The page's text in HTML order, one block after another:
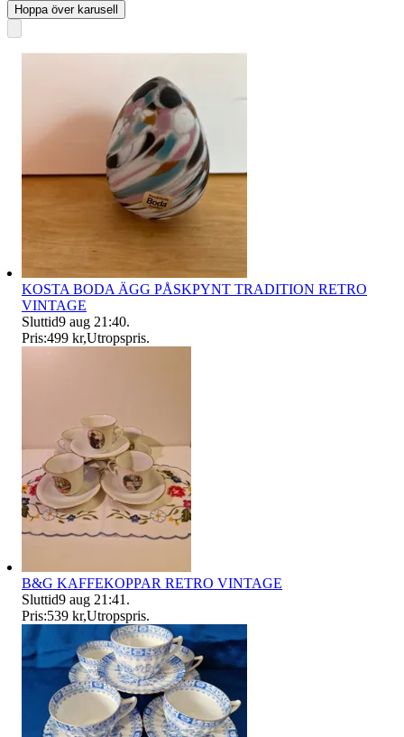
Hoppa över karusell
KOSTA BODA ÄGG PÅSKPYNT TRADITION RETRO
VINTAGE
Sluttid9 aug 21:40.
Pris:499 kr,Utropspris.
B&G KAFFEKOPPAR RETRO VINTAGE
Sluttid9 aug 21:41 .
Pris:539 kr,Utropspris.